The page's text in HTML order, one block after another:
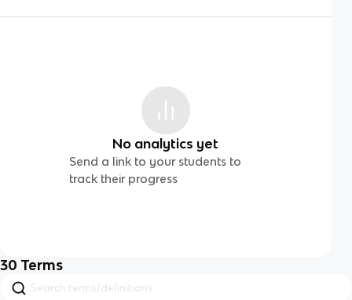
No analytics yet
Send a link to your students to
track their progress
30 Terms